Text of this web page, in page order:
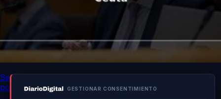
GESTIONAR CONSENTIMIENTO
Senado advierte a ministros sobre impacto de no asistir
por crisis en Ceuta